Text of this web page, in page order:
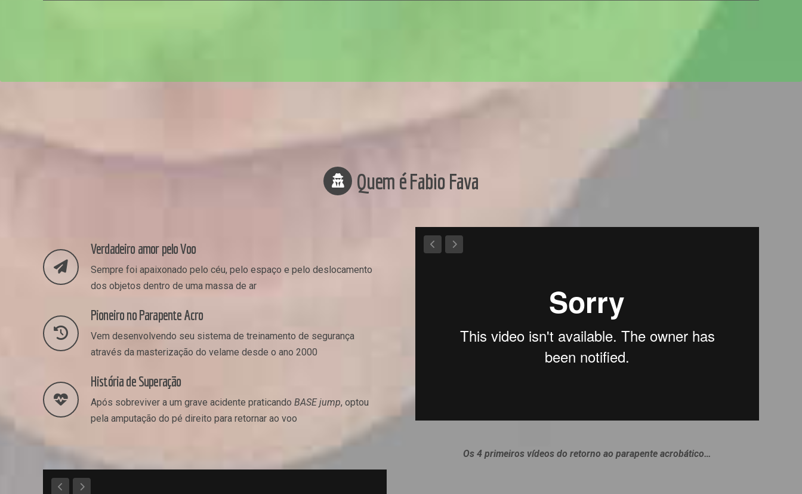
Quem é Fabio Fava
Os 4 primeiros vídeos do retorno ao parapente acrobático…
Verdadeiro amor pelo Voo
Sempre foi apaixonado pelo céu, pelo espaço e pelo deslocamento
dos objetos dentro de uma massa de ar
Pioneiro no Parapente Acro
Vem desenvolvendo seu sistema de treinamento de segurança
através da masterização do velame desde o ano 2000
História de Superação
Após sobreviver a um grave acidente praticando BASE jump, optou
pela amputação do pé direito para retornar ao voo